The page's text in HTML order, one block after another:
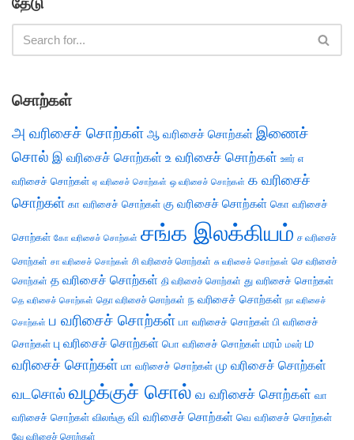
சொற்கள்
அ வரிசைச் சொற்கள் ஆ வரிசைச் சொற்கள் இணைச்
சொல் இ வரிசைச் சொற்கள் உ வரிசைச் சொற்கள் ஊர் எ
வரிசைச் சொற்கள் ஏ வரிசைச் சொற்கள் ஒ வரிசைச் சொற்கள் க வரிசைச்
சொற்கள் கா வரிசைச் சொற்கள் கு வரிசைச் சொற்கள் கொ வரிசைச்
சொற்கள் கோ வரிசைச் சொற்கள் சங்க இலக்கியம் ச வரிசைச்
சொற்கள் சா வரிசைச் சொற்கள் சி வரிசைச் சொற்கள் சு வரிசைச் சொற்கள் செ வரிசைச்
சொற்கள் த வரிசைச் சொற்கள் தி வரிசைச் சொற்கள் து வரிசைச் சொற்கள்
தெ வரிசைச் சொற்கள் தொ வரிசைச் சொற்கள் ந வரிசைச் சொற்கள் நா வரிசைச்
சொற்கள் ப வரிசைச் சொற்கள் பா வரிசைச் சொற்கள் பி வரிசைச்
சொற்கள் பு வரிசைச் சொற்கள் பொ வரிசைச் சொற்கள் மரம் மலர் ம
வரிசைச் சொற்கள் மா வரிசைச் சொற்கள் மு வரிசைச் சொற்கள்
வடசொல் வழக்குச் சொல் வ வரிசைச் சொற்கள் வா
வரிசைச் சொற்கள் விலங்கு வி வரிசைச் சொற்கள் வெ வரிசைச் சொற்கள்
வே வரிசைச் சொற்கள்